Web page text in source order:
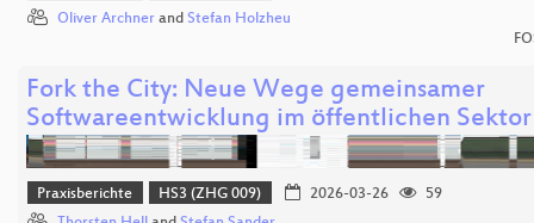
Oliver Archner and Stefan Holzheu
Fork the City: Neue Wege gemeinsamer
Softwareentwicklung im öffentlichen Sektor
Praxisberichte HS3 (ZHG 009) 2026-03-26
59